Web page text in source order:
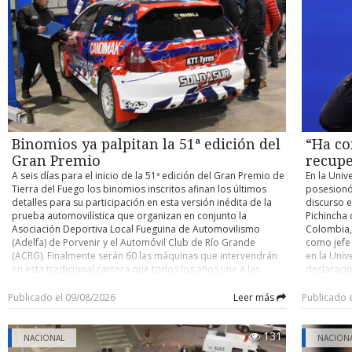
atribuido a Irán. Con información de Infobae
accidente y determinar eventuales responsabilidades. Su
control de detención quedó fijado para este domingo.
el
acceder
cerrado
y
Binomios ya palpitan la 51ª edición del
Gran Premio
A seis días para el inicio de la 51ª edición del Gran Premio de
Tierra del Fuego los binomios inscritos afinan los últimos
detalles para su participación en esta versión inédita de la
prueba automovilística que organizan en conjunto la
Asociación Deportiva Local Fueguina de Automovilismo
(Adelfa) de Porvenir y el Automóvil Club de Río Grande
(ACRG). Finalmente serán 60 las máquinas que intervendrán
en esta tradicional carrera que todos los años une a las
vuelta, con partida y llegada este año en la capital fueguina.
Como es ya conocido, para esta versión los organizadores
determinaron que la carrera se dispute por etapas,
reemplazando lo que se realizaba hasta la edición pasada
que era de bandera a bandera y sin detenciones entremedio
Publicado el 09/08/2026 Leer más
“Ha
En la
discurso
Pichincha
como
en la
nacional”
país. En
Ha
autoridad
Publicado
NACIONAL 131